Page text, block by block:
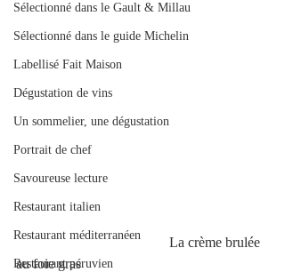
Sélectionné dans le Gault & Millau
Sélectionné dans le guide Michelin
Labellisé Fait Maison
Dégustation de vins
Un sommelier, une dégustation
Portrait de chef
Savoureuse lecture
Restaurant italien
Restaurant méditerranéen
Restaurant péruvien
                                           La crème brulée
au foie gras